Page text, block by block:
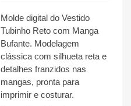
Molde digital do Vestido
Tubinho Reto com Manga
Bufante. Modelagem
clássica com silhueta reta e
detalhes franzidos nas
mangas, pronta para
imprimir e costurar.